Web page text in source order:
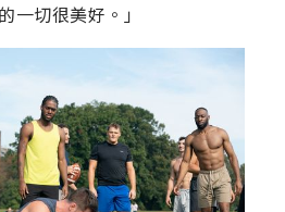
一切很美好。」